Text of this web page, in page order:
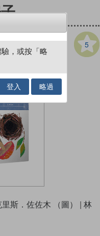
5
斯．佐佐木 （圖） | 林
，或按「略
登入 略過